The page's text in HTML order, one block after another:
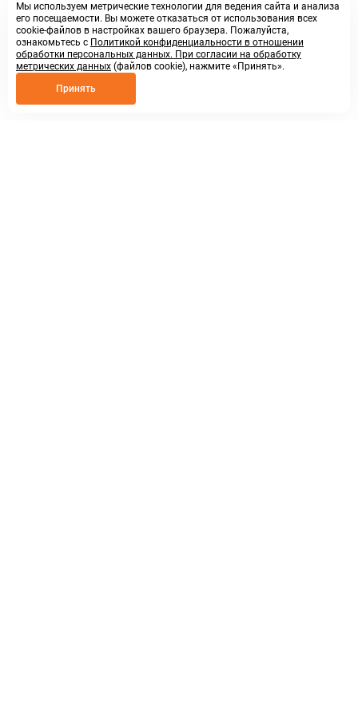
Мы используем метрические технологии для ведения сайта и анализа
его посещаемости. Вы можете отказаться от использования всех
cookie-файлов в настройках вашего браузера. Пожалуйста,
ознакомьтесь с Политикой конфиденциальности в отношении
обработки персональных данных. При согласии на обработку
метрических данных (файлов cookie), нажмите «Принять».
Принять